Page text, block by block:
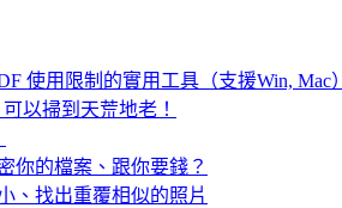
使用限制的實用工具（支援Win, Mac）
以掃到天荒地老！
你的檔案、跟你要錢？
、找出重覆相似的照片